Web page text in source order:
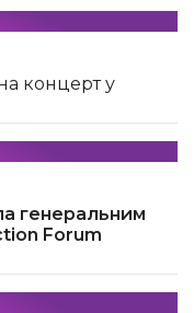
концерт у
генеральним
Forum